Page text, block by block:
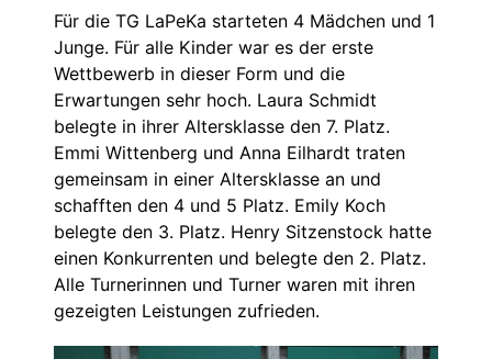
Für die TG LaPeKa starteten 4 Mädchen und 1
Junge. Für alle Kinder war es der erste
Wettbewerb in dieser Form und die
Erwartungen sehr hoch. Laura Schmidt
belegte in ihrer Altersklasse den 7. Platz.
Emmi Wittenberg und Anna Eilhardt traten
gemeinsam in einer Altersklasse an und
schafften den 4 und 5 Platz. Emily Koch
belegte den 3. Platz. Henry Sitzenstock hatte
einen Konkurrenten und belegte den 2. Platz.
Alle Turnerinnen und Turner waren mit ihren
gezeigten Leistungen zufrieden.